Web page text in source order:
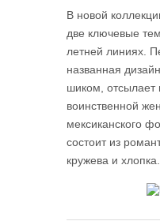
В новой
две ключевые
летней линиях.
названная
шиком, отсылает
воинственной
мексиканского
состоит из
кружева и хлопка.